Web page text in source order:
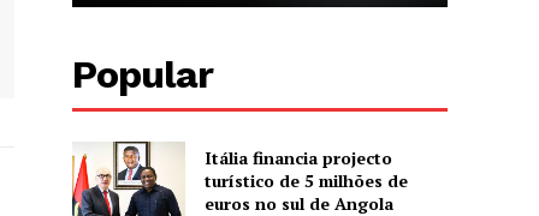
Popular
Itália financia projecto
turístico de 5 milhões de
euros no sul de Angola